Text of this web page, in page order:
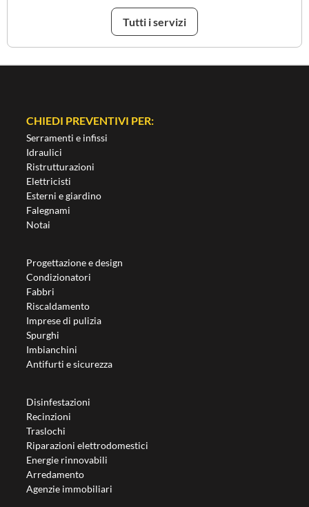
Tutti i servizi
CHIEDI PREVENTIVI PER:
Serramenti e infissi
Idraulici
Ristrutturazioni
Elettricisti
Esterni e giardino
Falegnami
Notai
Progettazione e design
Condizionatori
Fabbri
Riscaldamento
Imprese di pulizia
Spurghi
Imbianchini
Antifurti e sicurezza
Disinfestazioni
Recinzioni
Traslochi
Riparazioni elettrodomestici
Energie rinnovabili
Arredamento
Agenzie immobiliari